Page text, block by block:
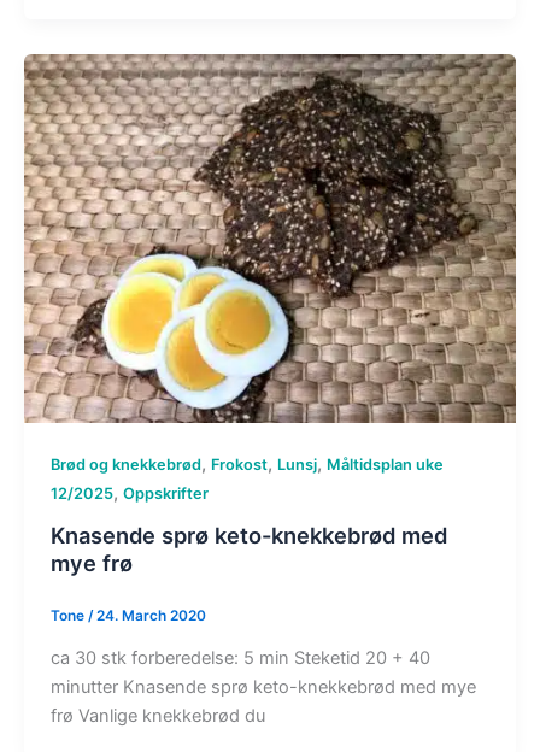
Brød og knekkebrød, Frokost, Lunsj, Måltidsplan uke
12/2025, Oppskrifter
Knasende sprø keto-knekkebrød med
mye frø​
Tone /24. March 2020
ca 30 stk forberedelse: 5 min Steketid 20 + 40
minutter Knasende sprø keto-knekkebrød med mye
frø Vanlige knekkebrød du